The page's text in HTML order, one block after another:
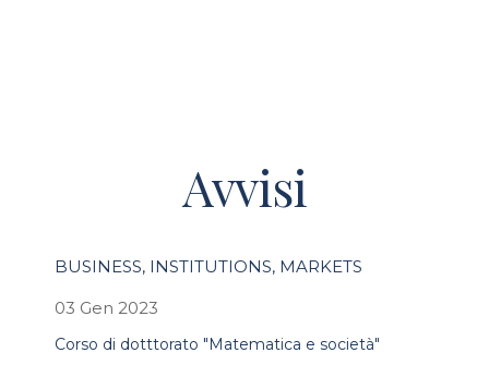
Avvisi
BUSINESS, INSTITUTIONS, MARKETS
03 Gen 2023
Corso di dotttorato "Matematica e società"